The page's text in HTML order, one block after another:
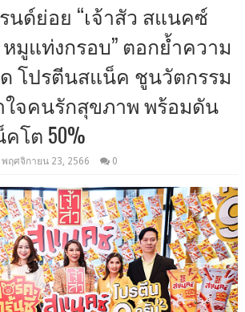
นด์ย่อย “เจ้าสัว สแนคซ์
มูแท่งกรอบ” ตอกย้ำความ
โปรตีนสแน็ค ชูนวัตกรรม
ใจคนรักสุขภาพ พร้อมดัน
โต 50%
พฤศจิกายน 23, 2566 0